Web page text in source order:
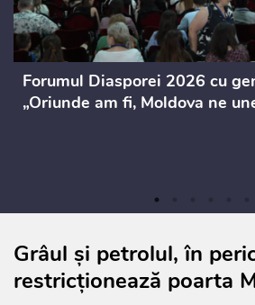
Forumul Diasporei 2026 cu
„Oriunde am fi, Moldova ne
Grâul și petrolul, în
restricționează poarta